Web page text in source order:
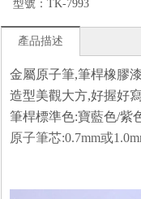
型號： TK-7993
產品描述
金屬原子筆,筆桿橡膠
造型美觀大方,好握好
筆桿標準色:寶藍色/紫
原子筆芯:0.7mm或